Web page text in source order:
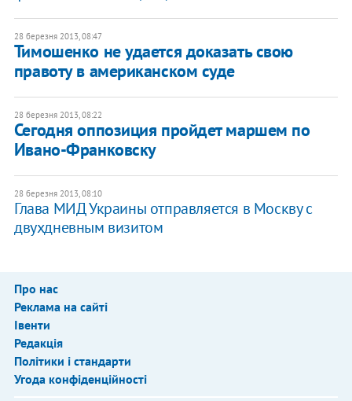
28 березня 2013, 08:47
Тимошенко не удается доказать свою
правоту в американском суде
28 березня 2013, 08:22
Сегодня оппозиция пройдет маршем по
Ивано-Франковску
28 березня 2013, 08:10
Глава МИД Украины отправляется в Москву с
двухдневным визитом
Про нас
Реклама на сайті
Івенти
Редакція
Політики і стандарти
Угода конфіденційності